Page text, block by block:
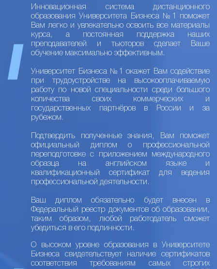
Инновационная система дистанционного
образования Университета Бизнеса №1 поможет
Вам легко и увлекательно освоить все материалы
курса, а постоянная поддержка наших
преподавателей и тьюторов сделает Ваше
обучение максимально эффективным.
Университет Бизнеса №1 окажет Вам содействие
при трудоустройстве на высокооплачиваемую
работу по новой специальности среди большого
количества своих коммерческих и
государственных партнёров в России и за
рубежом.
Подтвердить полученные знания, Вам поможет
официальный диплом о профессиональной
переподготовке с приложением международного
образца на английском языке и
квалификационный сертификат для ведения
профессиональной деятельности.
Ваш диплом обязательно будет внесен в
Федеральный реестр документов об образовании,
таким образом, любой работодатель сможет
убедиться в его подлинности.
О высоком уровне образования в Университете
Бизнеса свидетельствует наличие сертификатов
соответствия требованиям самых строгих